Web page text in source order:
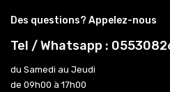
Des questions? Appelez-nous
Tel / Whatsapp :
du Samedi au Jeudi
de 09h00 à 17h00